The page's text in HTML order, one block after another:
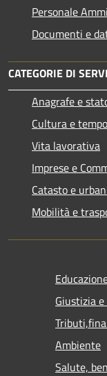
Personale
Documenti e
CATEGORIE DI
Anagrafe e
Cultura e
Vita lavorativa
Imprese e
Catasto e
Mobilità e
Giustizia
Ambiente
Salute,